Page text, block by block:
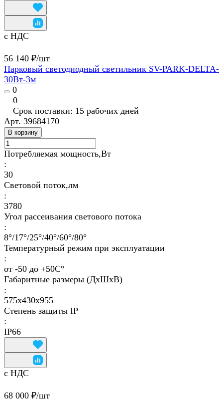
с НДС
56 140 ₽/шт
Парковый светодиодный светильник SV-PARK-DELTA-
30Вт-3м
0
0
Срок поставки: 15 рабочих дней
Арт. 39684170
В корзину
Потребляемая мощность,Вт
:
30
Световой поток,лм
:
3780
Угол рассеивания светового потока
:
8°/17°/25°/40°/60°/80°
Температурный режим при эксплуатации
:
от -50 до +50С°
Габаритные размеры (ДхШхВ)
:
575х430х955
Степень защиты IP
:
IP66
с НДС
68 000 ₽/шт